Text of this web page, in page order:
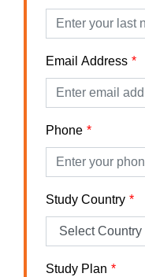
Email Address
Phone
Study Country
Study Plan